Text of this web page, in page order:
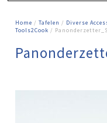
Home /Tafelen / Diverse
Tools2Cook /